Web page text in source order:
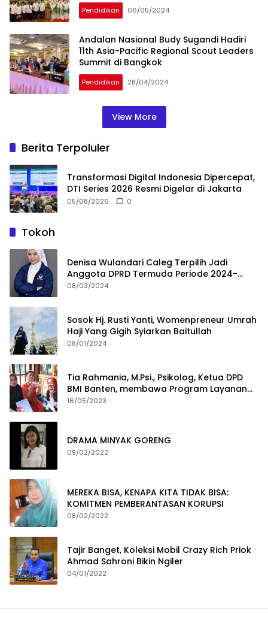
Pendidikan 06/05/2024
Andalan Nasional Budy Sugandi Hadiri
11th Asia-Pacific Regional Scout Leaders
Summit di Bangkok
Pendidikan 28/04/2024
View More
Berita Terpoluler
Transformasi Digital Indonesia Dipercepat,
DTI Series 2026 Resmi Digelar di Jakarta
05/08/2026 0
Tokoh
Denisa Wulandari Caleg Terpilih Jadi
Anggota DPRD Termuda Periode 2024-
2029
08/03/2024
Sosok Hj. Rusti Yanti, Womenpreneur Umrah
Haji Yang Gigih Syiarkan Baitullah
08/01/2024
Tia Rahmania, M.Psi., Psikolog, Ketua DPD
BMI Banten, membawa Program Layanan
Pembuatan Dokumen Kependudukan
16/05/2023
DRAMA MINYAK GORENG
09/02/2022
MEREKA BISA, KENAPA KITA TIDAK BISA:
KOMITMEN PEMBERANTASAN KORUPSI
08/02/2022
Tajir Banget, Koleksi Mobil Crazy Rich Priok
Ahmad Sahroni Bikin Ngiler
04/01/2022